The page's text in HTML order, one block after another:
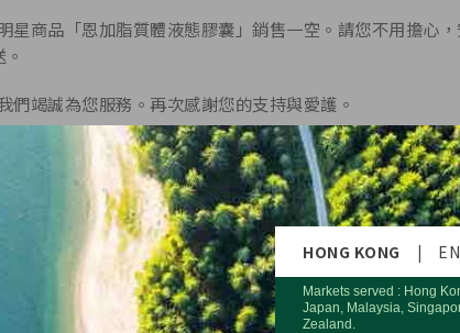
商品「恩加脂質體液態膠囊」銷售一空。請您不用擔心
竭誠為您服務。再次感謝您的支持與愛護。
HONG KONG |
Markets served : Hong
Japan, Malaysia,
Zealand.